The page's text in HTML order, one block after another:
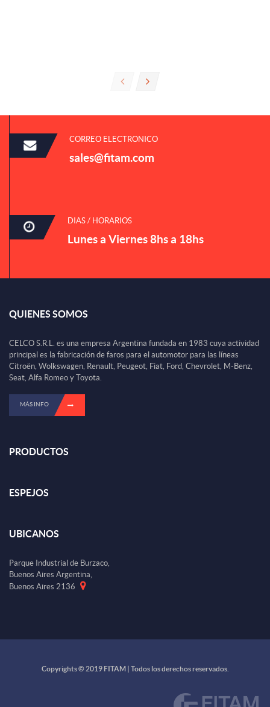
CORREO ELECTRONICO
sales@fitam.com
DIAS / HORARIOS
Lunes a Viernes 8hs a 18hs
QUIENES SOMOS
CELCO S.R.L. es una empresa Argentina fundada en 1983 cuya actividad
principal es la fabricación de faros para el automotor para las líneas
Citroën, Wolkswagen, Renault, Peugeot, Fiat, Ford, Chevrolet, M-Benz,
Seat, Alfa Romeo y Toyota.
MÁS INFO
PRODUCTOS
ESPEJOS
UBICANOS
Parque Industrial de Burzaco,
Buenos Aires Argentina,
Buenos Aires 2136
Copyrights © 2019 FITAM | Todos los derechos reservados.